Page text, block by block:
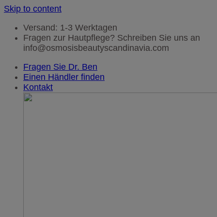
Skip to content
Versand: 1-3 Werktagen
Fragen zur Hautpflege? Schreiben Sie uns an
info@osmosisbeautyscandinavia.com
Fragen Sie Dr. Ben
Einen Händler finden
Kontakt